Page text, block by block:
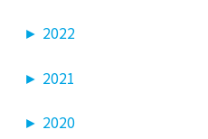
► 2022
► 2021
► 2020